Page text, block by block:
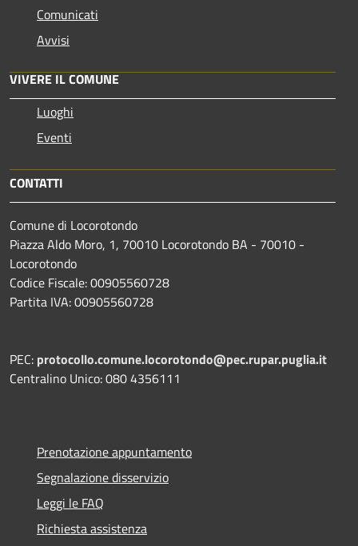
Comunicati
Avvisi
VIVERE IL COMUNE
Luoghi
Eventi
CONTATTI
Comune di Locorotondo
Piazza Aldo Moro, 1, 70010 Locorotondo BA - 70010 -
Locorotondo
Codice Fiscale: 00905560728
Partita IVA: 00905560728
PEC: protocollo.comune.locorotondo@pec.rupar.puglia.it
Centralino Unico: 080 4356111
Prenotazione appuntamento
Segnalazione disservizio
Leggi le FAQ
Richiesta assistenza